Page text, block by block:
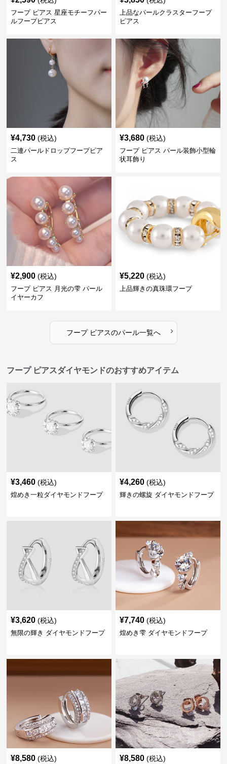
フープ ピアス 星座モチーフパー
ルフープピアス
上品なパールクラスターフープ
ピアス
¥4,730 (税込)
二連パールドロップフープピア
ス
¥3,680 (税込)
フープ ピアス パール装飾小型輪
状耳飾り
¥2,900 (税込)
フープ ピアス 月光の雫 パール
イヤーカフ
¥5,220 (税込)
上品輝きの真珠環フープ
フープ ピアスのパール一覧へ ›
フープ ピアスダイヤモンドのおすすめアイテム
¥3,460 (税込)
煌めき一粒ダイヤモンドフープ
¥4,260 (税込)
輝きの螺旋 ダイヤモンドフープ
¥3,620 (税込)
無限の輝き ダイヤモンドフープ
¥7,740 (税込)
煌めき雫 ダイヤモンドフープ
¥8,580 (税込) ¥8,580 (税込)